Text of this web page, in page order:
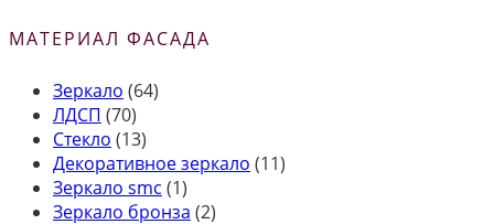
МАТЕРИАЛ ФАСАДА
Зеркало (64)
ЛДСП (70)
Стекло (13)
Декоративное зеркало (11)
Зеркало smc (1)
Зеркало бронза (2)